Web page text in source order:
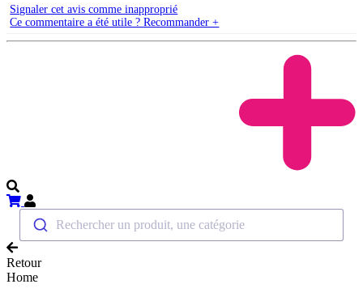
Signaler cet avis comme inapproprié
Ce commentaire a été utile ? Recommander +
Rechercher un produit, une catégorie
Retour
Home